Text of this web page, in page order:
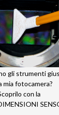
gli strumenti
mia fotocamera?
con la